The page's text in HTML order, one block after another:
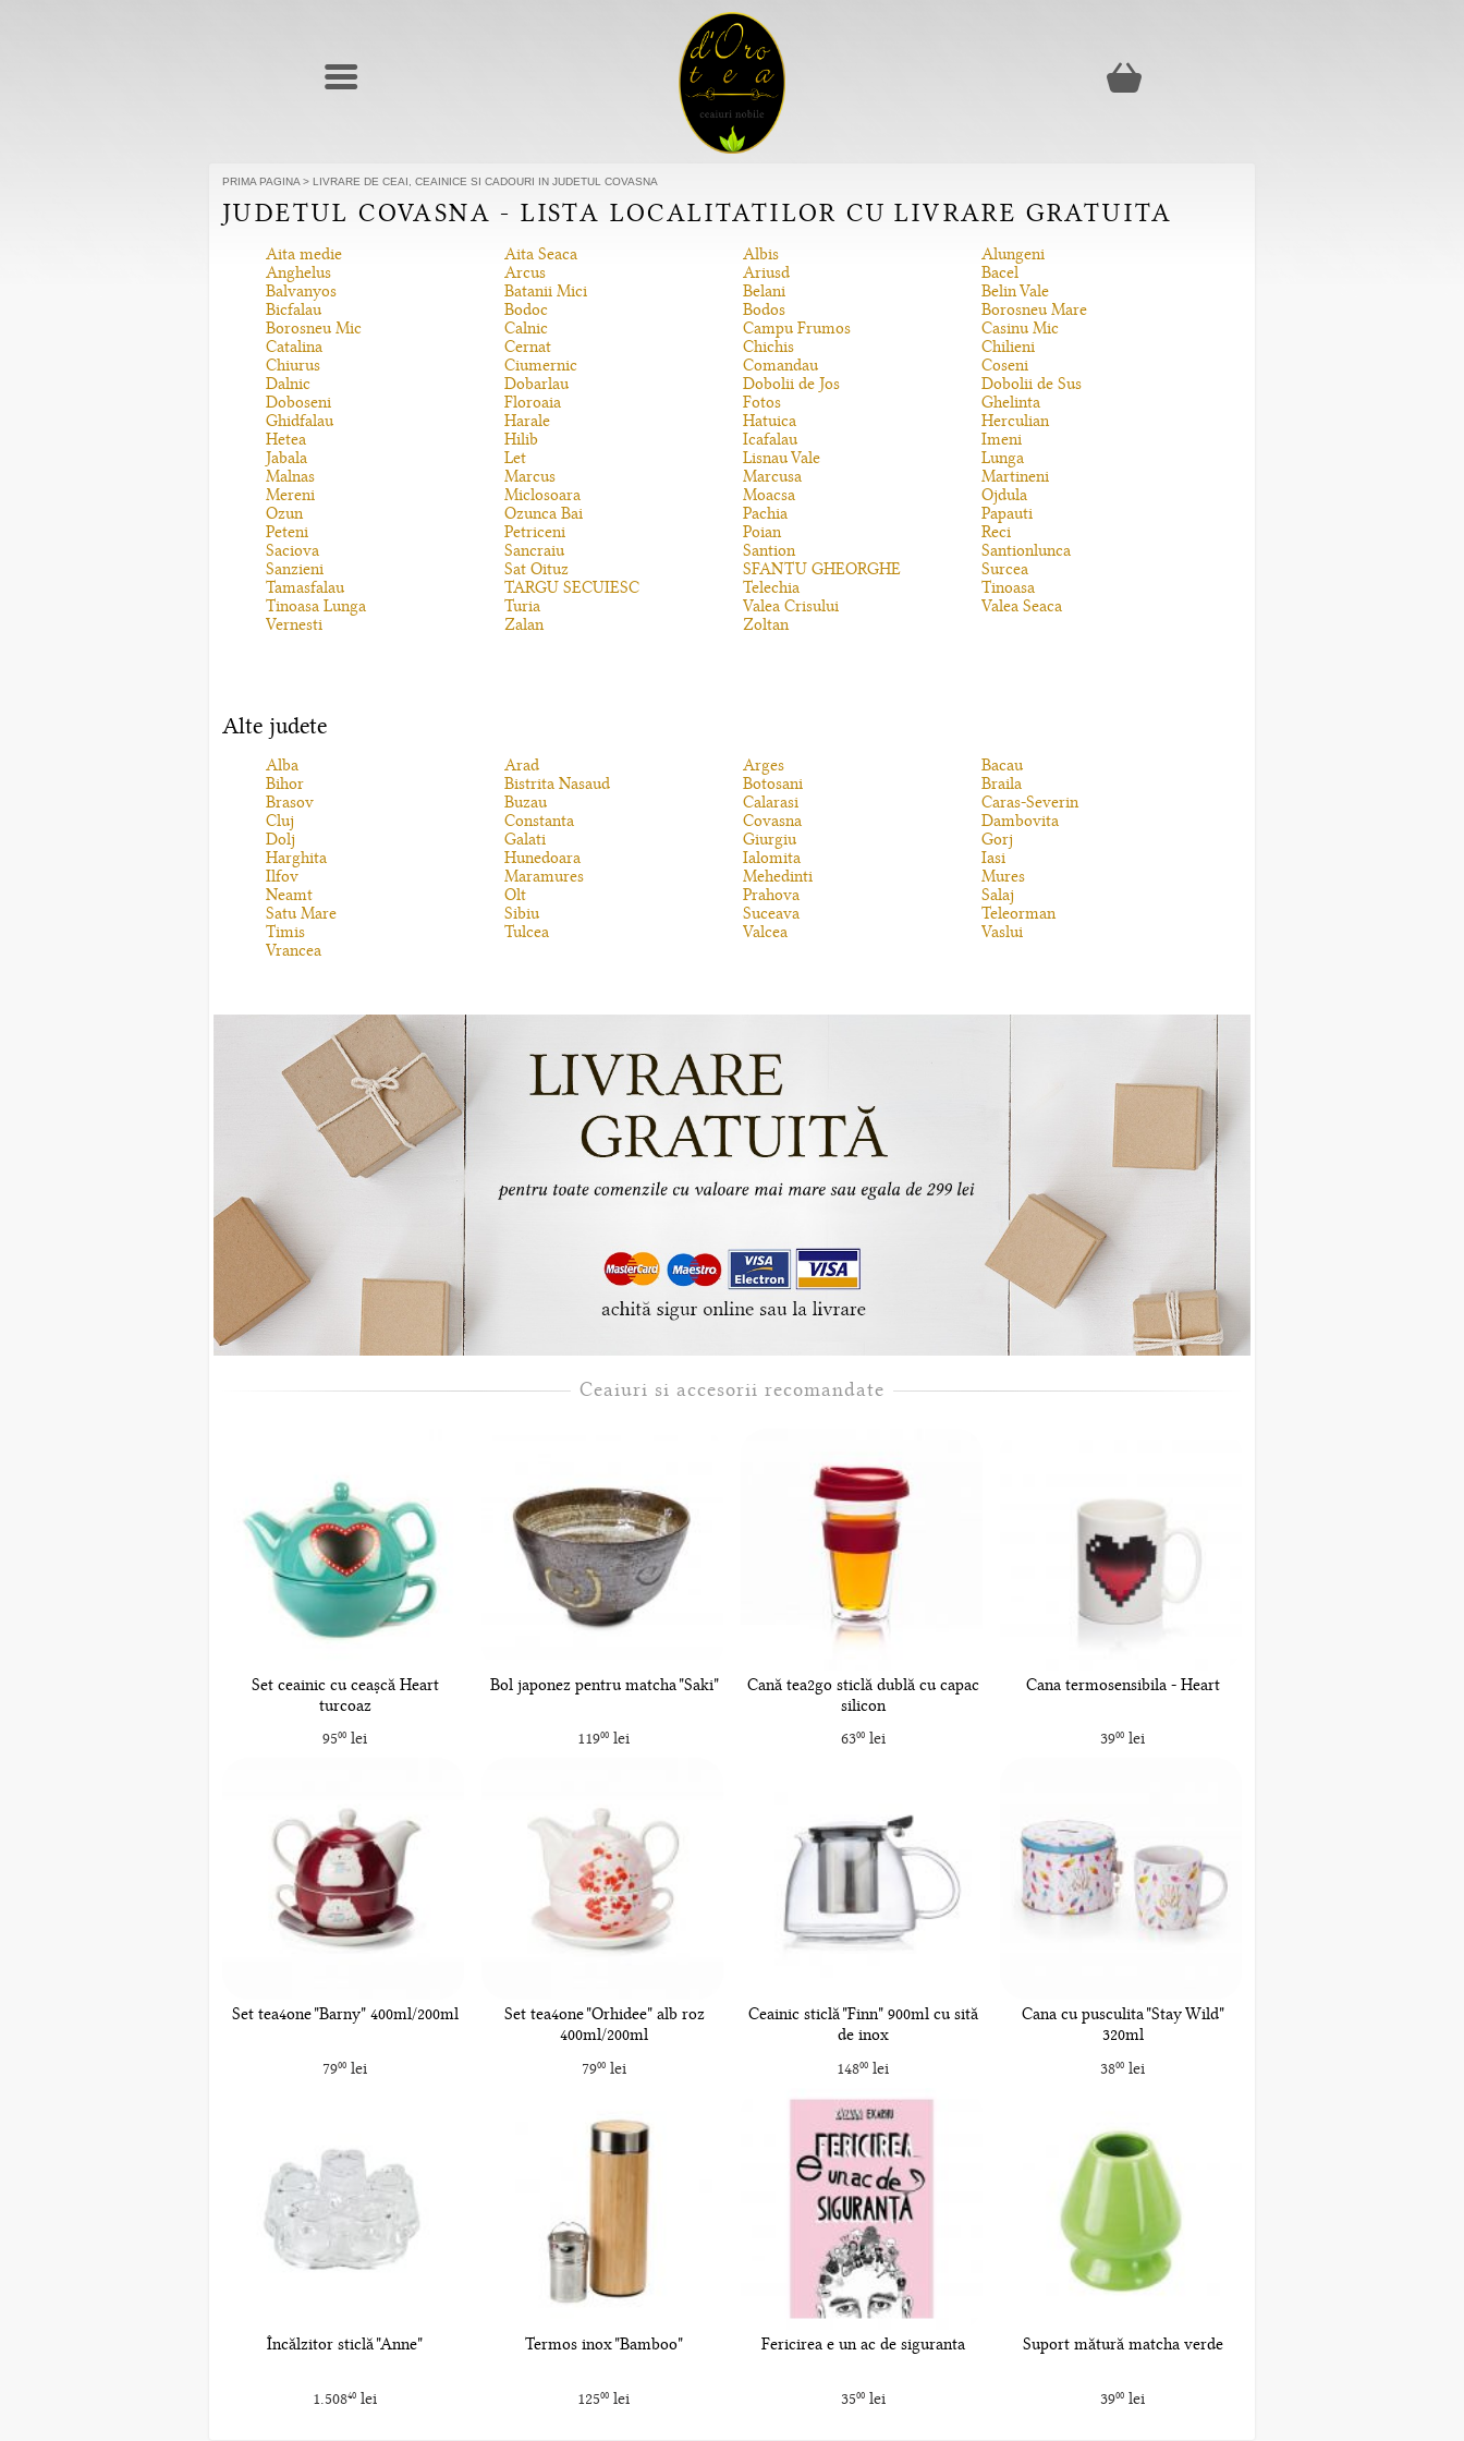
PRIMA PAGINA > LIVRARE DE CEAI, CEAINICE SI CADOURI IN JUDETUL COVASNA
JUDETUL COVASNA - LISTA LOCALITATILOR CU LIVRARE GRATUITA
Aita medie Aita Seaca Albis
Alungeni
Anghelus
Arcus Ariusd
Bacel
Balvanyos
Batanii Mici Belani
Belin Vale
Bicfalau
Bodoc Bodos
Borosneu Mare
Borosneu Mic
Calnic Campu Frumos
Casinu Mic
Catalina
Cernat Chichis
Chilieni
Chiurus
Ciumernic Comandau
Coseni
Dalnic
Dobarlau Dobolii de Jos
Dobolii de Sus
Doboseni
Floroaia Fotos
Ghelinta
Ghidfalau
Harale Hatuica
Herculian
Hetea
Hilib Icafalau
Imeni
Jabala
Let Lisnau Vale
Lunga
Malnas
Marcus Marcusa
Martineni
Mereni
Miclosoara Moacsa
Ojdula
Ozun
Ozunca Bai Pachia
Papauti
Peteni
Petriceni Poian
Reci
Saciova
Sancraiu Santion
Santionlunca
Sanzieni
Sat Oituz SFANTU GHEORGHE
Surcea
Tamasfalau
TARGU SECUIESC Telechia
Tinoasa
Tinoasa Lunga
Turia Valea Crisului
Valea Seaca
Vernesti
Zalan Zoltan
Alte judete
Alba Arad Arges
Bacau
Bihor
Bistrita Nasaud Botosani
Braila
Brasov
Buzau Calarasi
Caras-Severin
Cluj
Constanta Covasna
Dambovita
Dolj
Galati Giurgiu
Gorj
Harghita
Hunedoara Ialomita
Iasi
Ilfov
Maramures Mehedinti
Mures
Neamt
Olt Prahova
Salaj
Satu Mare
Sibiu Suceava
Teleorman
Timis
Tulcea Valcea
Vaslui
Vrancea
Ceaiuri si accesorii recomandate
Set ceainic cu ceașcă Heart
turcoaz
9500lei
Bol japonez pentru matcha "Saki"
11900 lei
Cană tea2go sticlă dublă cu capac
silicon
6300lei
Cana termosensibila - Heart
3900lei
Set tea4one "Barny" 400ml/200ml
7900lei
Set tea4one "Orhidee" alb roz
400ml/200ml
7900lei
Ceainic sticlă "Finn" 900ml cu sită
de inox
14800 lei
Cana cu pusculita "Stay Wild"
320ml
3800lei
Încălzitor sticlă "Anne"
1.50840lei
Termos inox "Bamboo"
12500 lei
Fericirea e un ac de siguranta
3500lei
Suport mătură matcha verde
3900lei